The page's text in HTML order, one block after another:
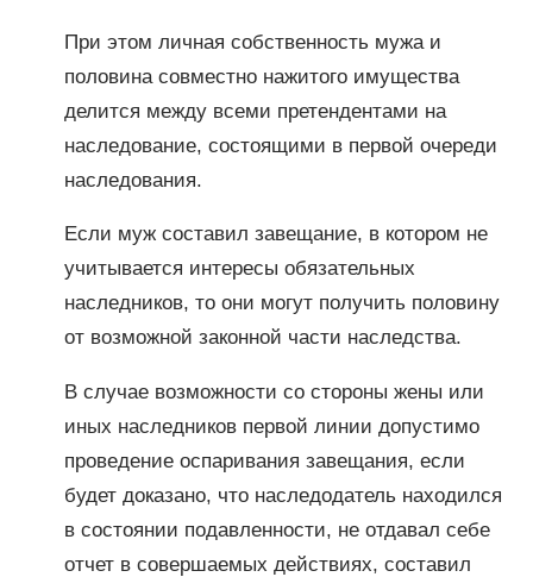
При этом личная собственность мужа и
половина совместно нажитого имущества
делится между всеми претендентами на
наследование, состоящими в первой очереди
наследования.
Если муж составил завещание, в котором не
учитывается интересы обязательных
наследников, то они могут получить половину
от возможной законной части наследства.
В случае возможности со стороны жены или
иных наследников первой линии допустимо
проведение оспаривания завещания, если
будет доказано, что наследодатель находился
в состоянии подавленности, не отдавал себе
отчет в совершаемых действиях, составил